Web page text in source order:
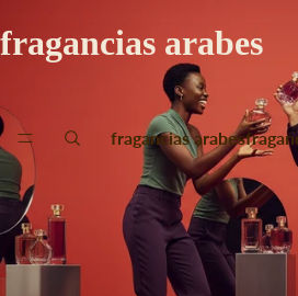
fragancias arabes
fragancias arabes